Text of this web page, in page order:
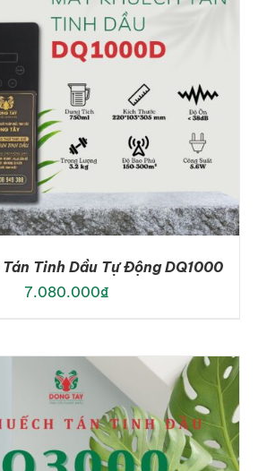
DETAILS
Tinh Dầu Tự Động DQ1000
7.080.000₫